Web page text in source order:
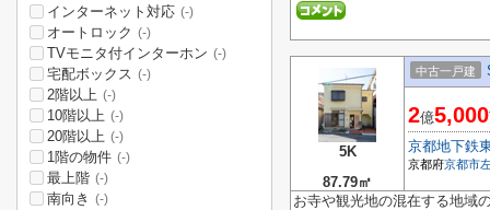
5K
87.79㎡
中古一戸建
2億5,000
京都地下鉄
京都府京都市
お寺や観光地の混在する地
インターネット対応 (-)
オートロック (-)
TVモニタ付インターホン (-)
宅配ボックス (-)
2階以上 (-)
10階以上 (-)
20階以上 (-)
1階の物件 (-)
最上階 (-)
南向き (-)